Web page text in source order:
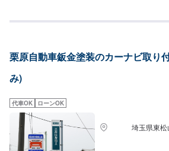
て】作業中は代車の貸し出しが可能です。※燃料
栗原自動車鈑金塗装のカーナビ取り
み)
代車OK ローンOK
埼玉県東